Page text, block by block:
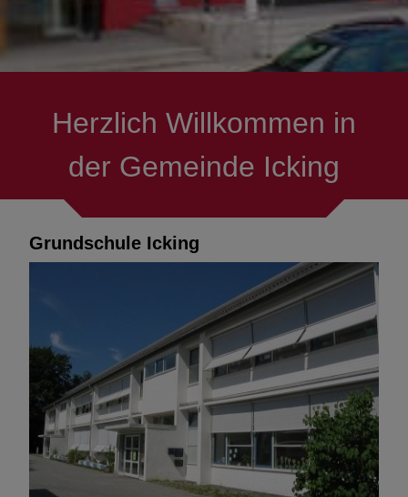
Asylhilfe Icking
Senioren
Verkehr & Mobilität
Mitmachen
Ausflüge & Ziele
Menschen mit Handicap
Hilfe in Notlagen
Glaube & Kirche
Herzlich Willkommen in
der Gemeinde Icking
Grundschule Icking